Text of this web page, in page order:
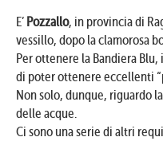
E’ Pozzallo, in provincia di
vessillo, dopo la clamorosa
Per ottenere la Bandiera
di poter ottenere eccellenti
Non solo, dunque, riguardo
delle acque.
Ci sono una serie di altri